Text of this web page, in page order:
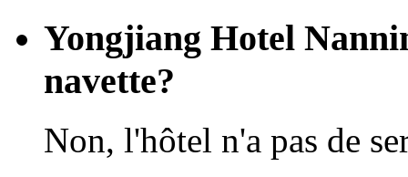
Yongjiang Hotel
navette?
Non, l'hôtel n'a pas de